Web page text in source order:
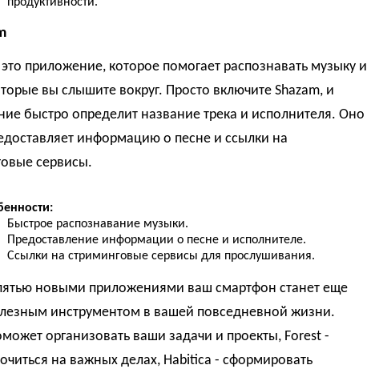
приложение, которое помогает распознавать музыку и
вы слышите вокруг. Просто включите Shazam, и
быстро определит название трека и исполнителя. Оно
информацию о песне и ссылки на
сервисы.
Быстрое распознавание музыки.
Предоставление информации о песне и исполнителе.
Ссылки на стриминговые сервисы для прослушивания.
новыми приложениями ваш смартфон станет еще
инструментом в вашей повседневной жизни.
организовать ваши задачи и проекты, Forest -
на важных делах, Habitica - сформировать